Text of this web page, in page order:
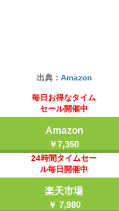
出典： Amazon
毎日お得なタイム
セール開催中
Amazon
￥7,350
24時間タイムセー
ル毎日開催中
楽天市場
￥ 7,980